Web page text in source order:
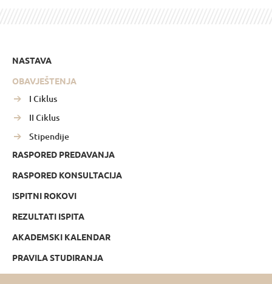
NASTAVA
OBAVJEŠTENJA
I Ciklus
II Ciklus
Stipendije
RASPORED PREDAVANJA
RASPORED KONSULTACIJA
ISPITNI ROKOVI
REZULTATI ISPITA
AKADEMSKI KALENDAR
PRAVILA STUDIRANJA